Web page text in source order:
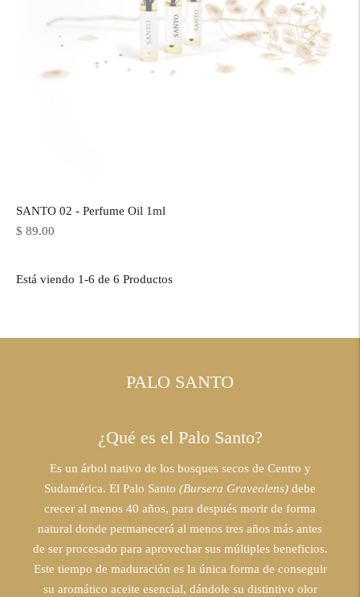
SANTO 02 - Perfume Oil 1ml
Precio
$ 89.00
Está viendo 1-6 de 6 Productos
PALO SANTO
¿Qué es el Palo Santo?
Es un árbol nativo de los bosques secos de Centro y
Sudamérica. El Palo Santo (Bursera Graveolens) debe
crecer al menos 40 años, para después morir de forma
natural donde permanecerá al menos tres años más antes
de ser procesado para aprovechar sus múltiples beneficios.
Este tiempo de maduración es la única forma de conseguir
su aromático aceite esencial, dándole su distintivo olor